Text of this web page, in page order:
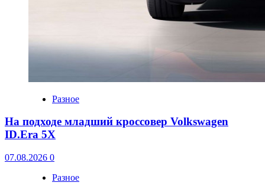
Разное
На подходе младший кроссовер Volkswagen
ID.Era 5X
07.08.2026 0
Разное